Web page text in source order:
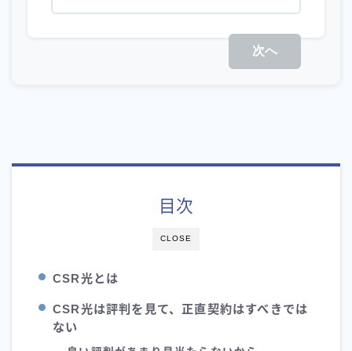
次へ
CLOSE
目次
CSR光とは
CSR光は評判を見て、正直契約はすべきでは
ない